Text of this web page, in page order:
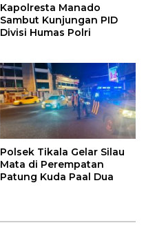
Kapolresta Manado
Sambut Kunjungan PID
Divisi Humas Polri
Polsek Tikala Gelar Silau
Mata di Perempatan
Patung Kuda Paal Dua